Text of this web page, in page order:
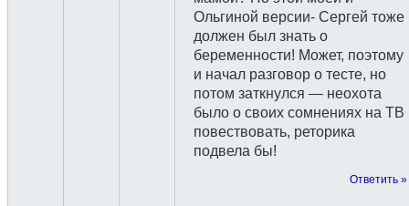
Ольгиной версии- Сергей тоже
должен был знать о
беременности! Может, поэтому
и начал разговор о тесте, но
потом заткнулся — неохота
было о своих сомнениях на ТВ
повествовать, реторика
подвела бы!
Ответить »